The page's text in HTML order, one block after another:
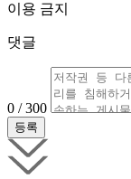
이용 금지
댓글
0 / 300